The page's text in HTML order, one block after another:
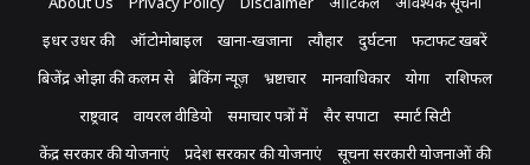
इधर उधर की
ऑटोमोबाइल खाना-खजाना त्यौहार दुर्घटना
फटाफट खबरें
बिजेंद्र ओझा की कलम से
ब्रेकिंग न्यूज़ भ्रष्टाचार मानवाधिकार योगा
राशिफल
राष्ट्रवाद
वायरल वीडियो समाचार पत्रों में सैर सपाटा
स्मार्ट सिटी
केंद्र सरकार की योजनाएं
प्रदेश सरकार की योजनाएं सूचना सरकारी योजनाओं की